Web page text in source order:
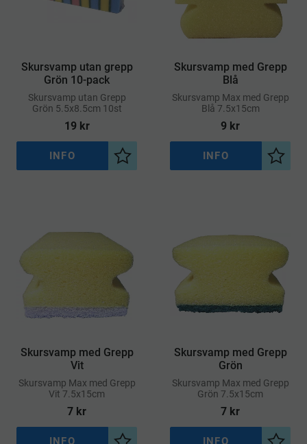
Skursvamp utan grepp
Grön 10-pack
Skursvamp utan Grepp
Grön 5.5x8.5cm 10st
19kr
Lägg till i önskelista
INFO
Skursvamp med Grepp
Blå
​Skursvamp Max med Grepp
Blå 7.5x15cm
9 kr
Lägg
INFO
Skursvamp med Grepp
Vit
​Skursvamp Max med Grepp
Vit 7.5x15cm
7 kr
INFO
Skursvamp med Grepp
Grön
​Skursvamp Max med Grepp
Grön 7.5x15cm
7 kr
INFO